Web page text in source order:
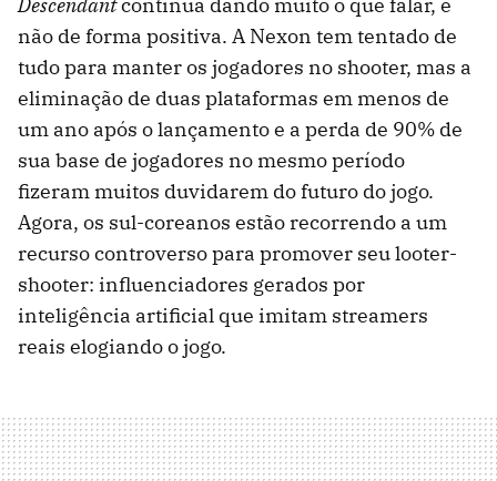
Descendantcontinua dando muito o que falar, e
não de forma positiva. A Nexon tem tentado de
tudo para manter os jogadores no shooter, mas a
eliminação de duas plataformas em menos de
um ano após o lançamento e a perda de 90% de
sua base de jogadores no mesmo período
fizeram muitos duvidarem do futuro do jogo.
Agora, os sul-coreanos estão recorrendo a um
recurso controverso para promover seu looter-
shooter: influenciadores gerados por
inteligência artificial que imitam streamers
reais elogiando o jogo.